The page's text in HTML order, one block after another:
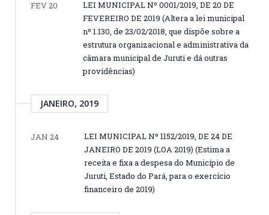
FEV 20
LEI MUNICIPAL Nº 0001/2019, DE 20 DE
FEVEREIRO DE 2019 (Altera a lei municipal
nº 1.130, de 23/02/2018, que dispõe sobre a
estrutura organizacional e administrativa da
câmara municipal de Juruti e dá outras
providências)
JANEIRO, 2019
JAN 24
LEI MUNICIPAL Nº 1152/2019, DE 24 DE
JANEIRO DE 2019 (LOA 2019) (Estima a
receita e fixa a despesa do Município de
Juruti, Estado do Pará, para o exercício
financeiro de 2019)